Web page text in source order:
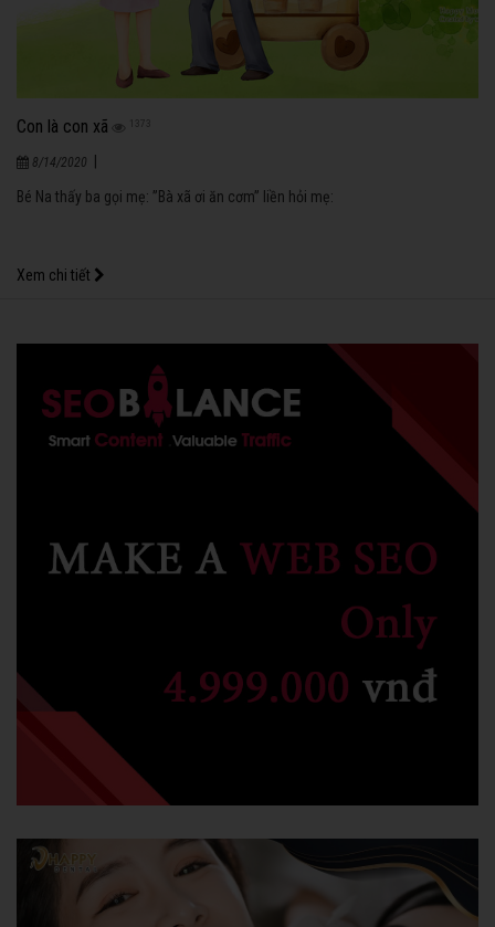
Con là con xã 1373
8/14/2020
Bé Na thấy ba gọi mẹ: ”Bà xã ơi ăn cơm” liền hỏi mẹ:
Xem chi tiết